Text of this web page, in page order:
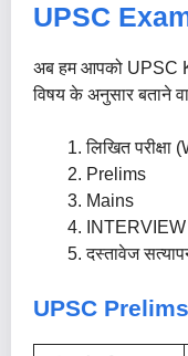
UPSC
अब हम आपको UPSC
विषय के अनुसार बताने
लिखित
Prelims
Mains
INTERVIEW
दस्तावेज
UPSC Prelims